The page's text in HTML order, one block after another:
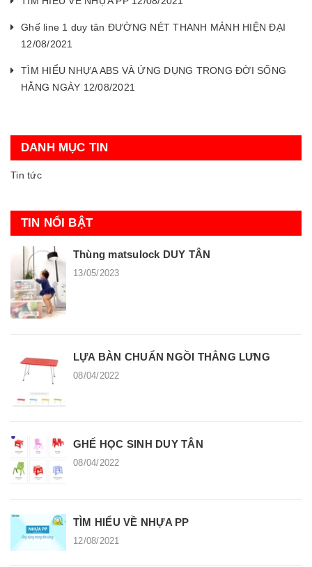
Ghế line 1 duy tân ĐƯỜNG NÉT THANH MẢNH HIỆN ĐẠI
12/08/2021
TÌM HIỂU NHỰA ABS VÀ ỨNG DỤNG TRONG ĐỜI SỐNG
HẰNG NGÀY 12/08/2021
DANH MỤC TIN
Tin tức
TIN NỔI BẬT
Thùng matsulock DUY TÂN
13/05/2023
LỰA BÀN CHUẨN NGỒI THẲNG LƯNG
08/04/2022
GHẾ HỌC SINH DUY TÂN
08/04/2022
TÌM HIỂU VỀ NHỰA PP
12/08/2021